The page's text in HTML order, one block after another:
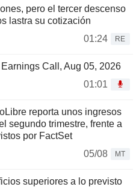
pero el tercer descenso
lastra su cotización
01:24
RE
Call, Aug 05, 2026
01:01
reporta unos ingresos
segundo trimestre, frente a
por FactSet
05/08
MT
superiores a lo previsto